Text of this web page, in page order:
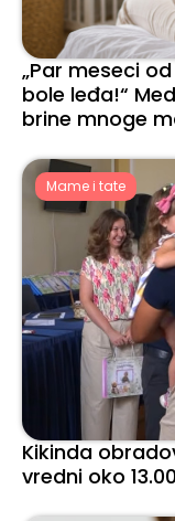
„Par meseci
bole leđa!“
brine mnoge
Mame i tate
Kikinda
vredni oko